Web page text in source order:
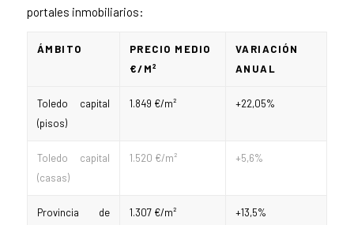
portales inmobiliarios:
ÁMBITO
PRECIO MEDIO
€/M²
VARIACIÓN
ANUAL
Toledo capital
(pisos)
1.849 €/m² +22,05%
Toledo capital
(casas)
1.520 €/m² +5,6%
Provincia de
1.307 €/m² +13,5%